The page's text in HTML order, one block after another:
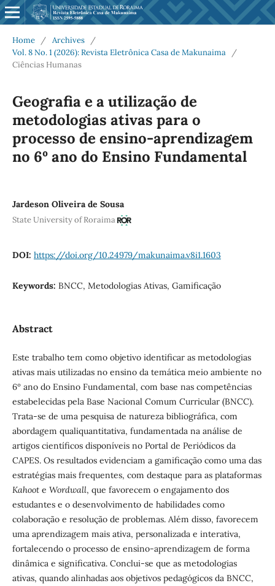
Home / Archives
/
Vol. 8 No. 1 (2026): Revista Eletrônica Casa de Makunaima
/
Ciências Humanas
Geografia e a utilização de
metodologias ativas para o
processo de ensino-aprendizagem
no 6º ano do Ensino Fundamental
Jardeson Oliveira de Sousa
State University of Roraima
DOI: https://doi.org/10.24979/makunaima.v8i1.1603
Keywords: BNCC, Metodologias Ativas, Gamificação
Abstract
Este trabalho tem como objetivo identificar as metodologias
ativas mais utilizadas no ensino da temática meio ambiente no
6º ano do Ensino Fundamental, com base nas competências
estabelecidas pela Base Nacional Comum Curricular (BNCC).
Trata-se de uma pesquisa de natureza bibliográfica, com
abordagem qualiquantitativa, fundamentada na análise de
artigos científicos disponíveis no Portal de Periódicos da
CAPES. Os resultados evidenciam a gamificação como uma das
estratégias mais frequentes, com destaque para as plataformas
Kahoote Wordwall, que favorecem o engajamento dos
estudantes e o desenvolvimento de habilidades como
colaboração e resolução de problemas. Além disso, favorecem
uma aprendizagem mais ativa, personalizada e interativa,
fortalecendo o processo de ensino-aprendizagem de forma
dinâmica e significativa. Conclui-se que as metodologias
ativas, quando alinhadas aos objetivos pedagógicos da BNCC,